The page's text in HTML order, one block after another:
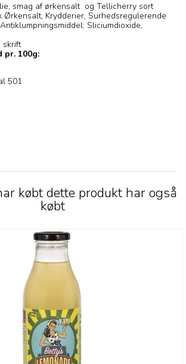
smag af ørkensalt og Tellicherry sort
Ørkensalt, Krydderier, Surhedsregulerende
Sliciumdioxide,
skrift
100g:
501
købt dette produkt har også
købt